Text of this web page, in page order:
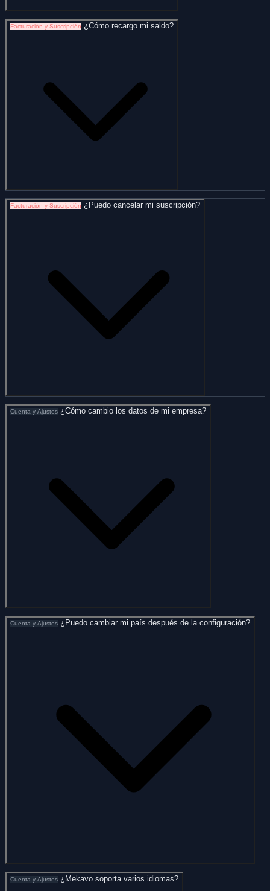
Facturación y Suscripción ¿Cómo recargo mi saldo?
Facturación y Suscripción ¿Puedo cancelar mi suscripción?
Cuenta y Ajustes ¿Cómo cambio los datos de mi empresa?
Cuenta y Ajustes ¿Puedo cambiar mi país después de la configuración?
Cuenta y Ajustes ¿Mekavo soporta varios idiomas?